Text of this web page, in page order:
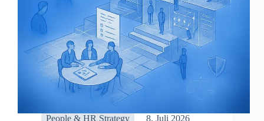
People & HR Strategy 8. Juli 2026